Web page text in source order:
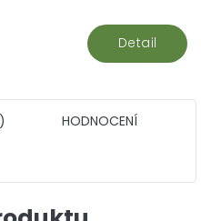
Detail
HODNOCENÍ